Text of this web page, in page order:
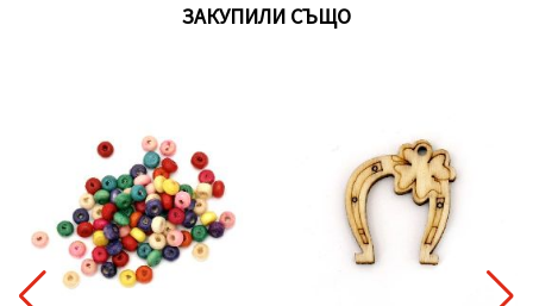
ЗАКУПИЛИ СЪЩО